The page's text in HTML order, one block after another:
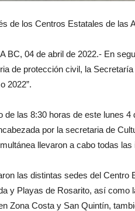
de los Centros Estatales de las
BC, 04 de abril de 2022.- En
de protección civil, la
2022”.
de las 8:30 horas de este lunes
por la secretaria de
llevaron a cabo todas
las distintas sedes del Centro
y Playas de Rosarito, así como
Zona Costa y San Quintín,